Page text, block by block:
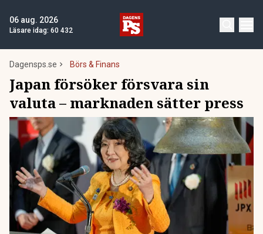
06 aug. 2026
Läsare idag: 60 432
Dagensps.se Börs & Finans
Japan försöker försvara sin
valuta – marknaden sätter press